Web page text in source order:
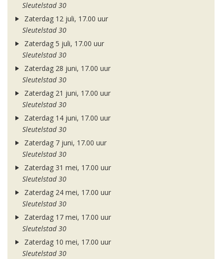
Sleutelstad 30
Zaterdag 12 juli, 17.00 uur
Sleutelstad 30
Zaterdag 5 juli, 17.00 uur
Sleutelstad 30
Zaterdag 28 juni, 17.00 uur
Sleutelstad 30
Zaterdag 21 juni, 17.00 uur
Sleutelstad 30
Zaterdag 14 juni, 17.00 uur
Sleutelstad 30
Zaterdag 7 juni, 17.00 uur
Sleutelstad 30
Zaterdag 31 mei, 17.00 uur
Sleutelstad 30
Zaterdag 24 mei, 17.00 uur
Sleutelstad 30
Zaterdag 17 mei, 17.00 uur
Sleutelstad 30
Zaterdag 10 mei, 17.00 uur
Sleutelstad 30